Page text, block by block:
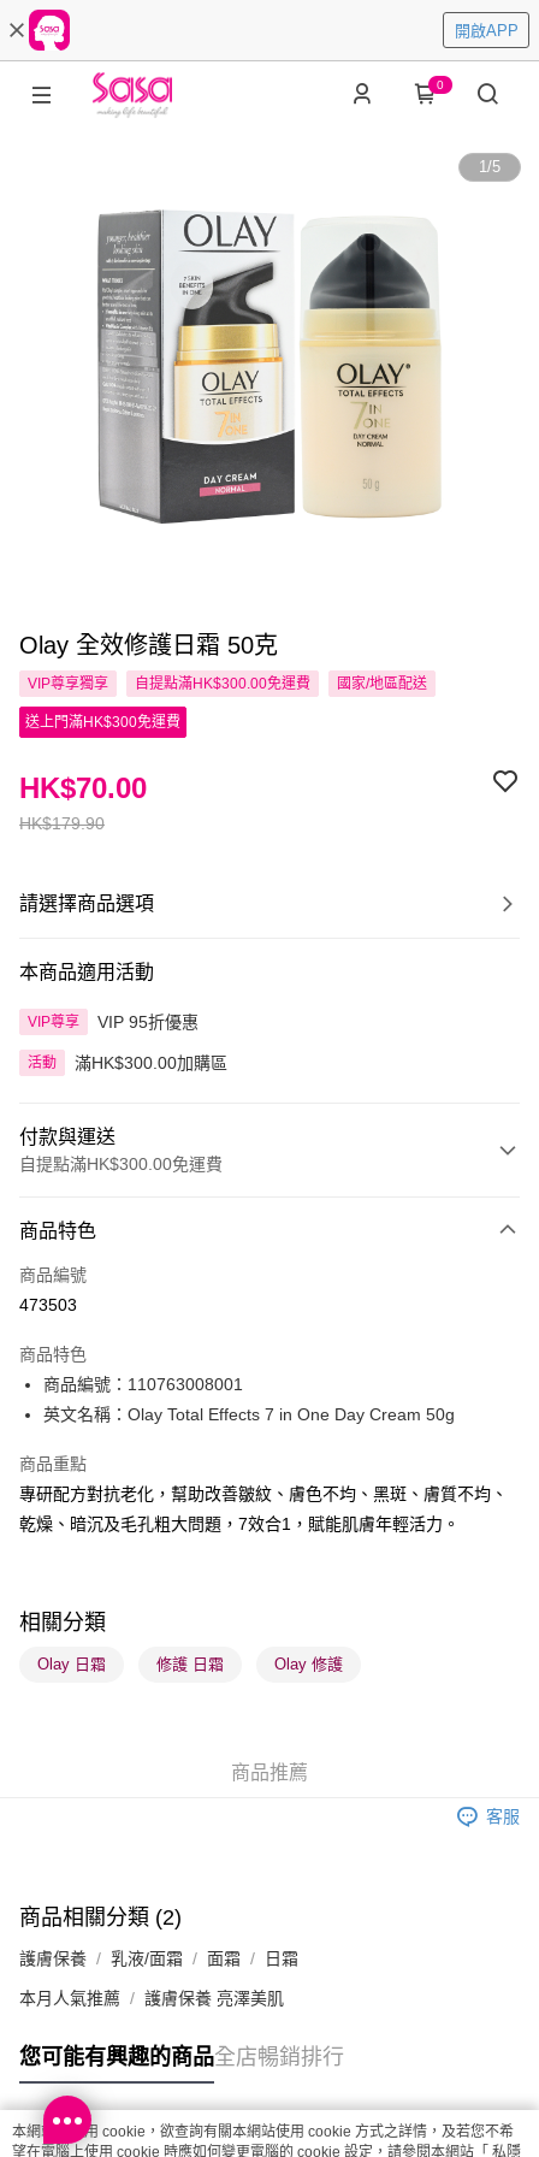
開啟APP
0
1/5
Olay 全效修護日霜 50克
VIP尊享獨享 自提點滿HK$300.00免運費 國家/地區配送
送上門滿HK$300免運費
HK$179.90
HK$70.00
請選擇商品選項
本商品適用活動
VIP尊享 VIP 95折優惠
活動 滿HK$300.00加購區
付款與運送
自提點滿HK$300.00免運費
信用卡
Apple Pay
PayMe
WeChat Pay
BoC Pay
送貨方式
每筆HK$65.00，滿HK$300.00或以上免運費
每筆HK$65.00，滿HK$300.00或以上免運費
(香港門市) 只顯示可選門市。確認發貨後2-5個工作天到店，3天內
(澳門門市) 只顯示可選門市。確認發貨後2-5個工作天到店，3天內
取。逾期會取消訂單，並不會安排重寄
每筆HK$20.00，滿HK$100.00或以上免運費
澳門地區配送 - 確認發貨後1-4個工作天送達
商品特色
商品編號
473503
商品特色
商品編號：110763008001
英文名稱：Olay Total Effects 7 in One Day Cream 50g
商品重點
專研配方對抗老化，幫助改善皺紋、膚色不均、黑斑、膚質不均、
乾燥、暗沉及毛孔粗大問題，7效合1，賦能肌膚年輕活力。
相關分類
Olay 日霜 修護 日霜 Olay 修護
商品推薦
客服
商品相關分類 (2)
護膚保養 乳液/面霜 面霜 日霜
本月人氣推薦 護膚保養 亮澤美肌
您可能有興趣的商品全店暢銷排行
熱門標籤
本網站中使用 cookie，欲查詢有關本網站使用 cookie 方式之詳情，及若您不希
望在電腦上使用 cookie 時應如何變更電腦的 cookie 設定，請參閱本網站「 私隱